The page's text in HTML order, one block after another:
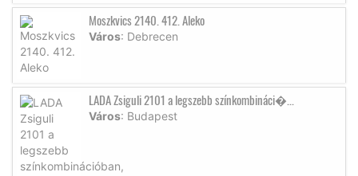
Moszkvics 2140. 412. Aleko
Város: Debrecen
LADA Zsiguli 2101 a legszebb színkombináci�...
Város: Budapest